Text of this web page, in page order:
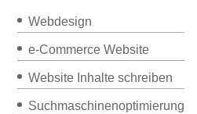
Webdesign
e-Commerce Website
Website Inhalte schreiben
Suchmaschinenoptimierung